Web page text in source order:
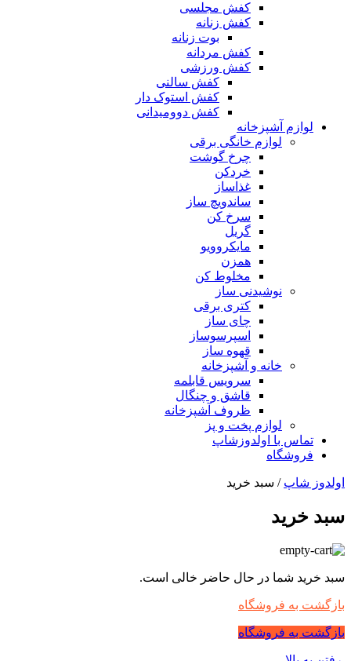
کفش مجلسی
کفش زنانه
بوت زنانه
کفش مردانه
کفش ورزشی
کفش سالنی
کفش استوک دار
کفش دوومیدانی
لوازم آشپزخانه
لوازم خانگی برقی
چرخ گوشت
خردکن
غذاساز
ساندویچ ساز
سرخ کن
گریل
مایکروویو
همزن
مخلوط کن
نوشیدنی ساز
کتری برقی
چای ساز
اسپرسوساز
قهوه ساز
خانه و آشپزخانه
سرویس قابلمه
قاشق و چنگال
ظروف آشپزخانه
لوازم پخت و پز
تماس با اولدوزشاپ
فروشگاه
اولدوز شاپ / سبد خرید
سبد خرید
سبد خرید شما در حال حاضر خالی است.
بازگشت به فروشگاه
بازگشت به فروشگاه